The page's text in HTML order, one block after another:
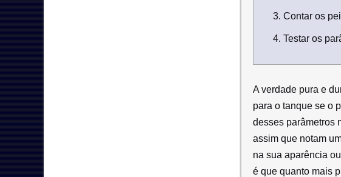
Contar os
Testar os
A verdade pura e
para o tanque se o
desses parâmetros
assim que notam
na sua aparência
é que quanto mais